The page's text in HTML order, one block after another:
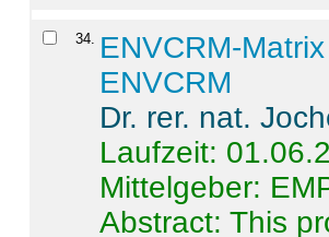
34. ENVCRM-
ENVCRM
Dr. rer. nat.
Laufzeit:
Mittelgeber:
Abstract:This